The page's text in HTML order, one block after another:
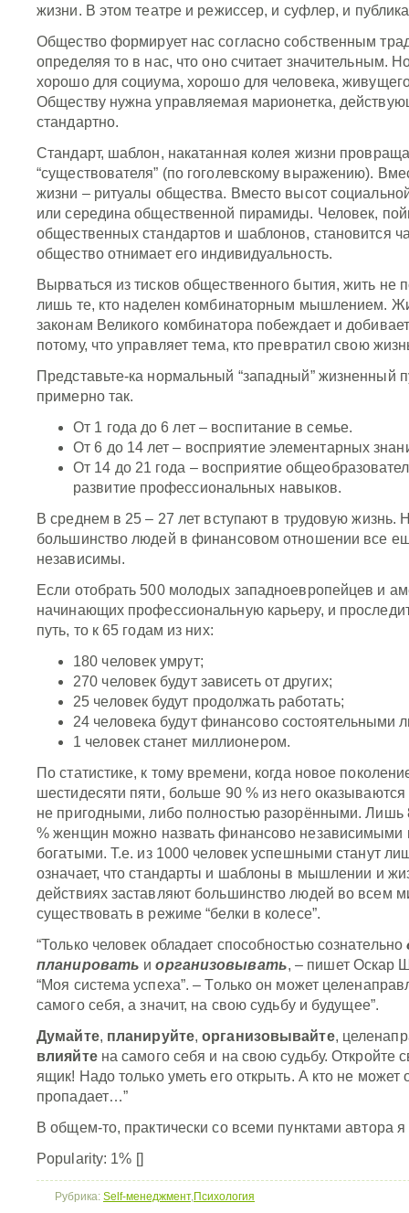
жизни. В этом театре и режиссер, и суфлер, и
Общество формирует нас согласно собственным
определяя то в нас, что оно считает значительным.
хорошо для социума, хорошо для человека,
Обществу нужна управляемая марионетка,
стандартно.
Стандарт, шаблон, накатанная колея жизни
“существователя” (по гоголевскому выражению).
жизни – ритуалы общества. Вместо высот
или середина общественной пирамиды. Человек,
общественных стандартов и шаблонов, становится
общество отнимает его индивидуальность.
Вырваться из тисков общественного бытия, жить не
лишь те, кто наделен комбинаторным мышлением.
законам Великого комбинатора побеждает и
потому, что управляет тема, кто превратил свою
Представьте-ка нормальный “западный” жизненный
примерно так.
От 1 года до 6 лет – воспитание в семье.
От 6 до 14 лет – восприятие элементарных
От 14 до 21 года – восприятие
развитие профессиональных навыков.
В среднем в 25 – 27 лет вступают в трудовую жизнь.
большинство людей в финансовом отношении все
независимы.
Если отобрать 500 молодых западноевропейцев и
начинающих профессиональную карьеру, и
путь, то к 65 годам из них:
180 человек умрут;
270 человек будут зависеть от других;
25 человек будут продолжать работать;
24 человека будут финансово состоятельными
1 человек станет миллионером.
По статистике, к тому времени, когда новое
шестидесяти пяти, больше 90 % из него
не пригодными, либо полностью разорёнными. Лишь
% женщин можно назвать финансово независимыми
богатыми. Т.е. из 1000 человек успешными станут
означает, что стандарты и шаблоны в мышлении и
действиях заставляют большинство людей во всем
существовать в режиме “белки в колесе”.
“Только человек обладает способностью сознательно
планировать иорганизовывать, – пишет Оскар
“Моя система успеха”. – Только он может
самого себя, а значит, на свою судьбу и будущее”.
Думайте, планируйте,организовывайте,
влияйтена самого себя и на свою судьбу. Откройте
ящик! Надо только уметь его открыть. А кто не может
пропадает…”
В общем-то, практически со всеми пунктами автора
Popularity: 1% []
Рубрика: Self-менеджмент,Психология